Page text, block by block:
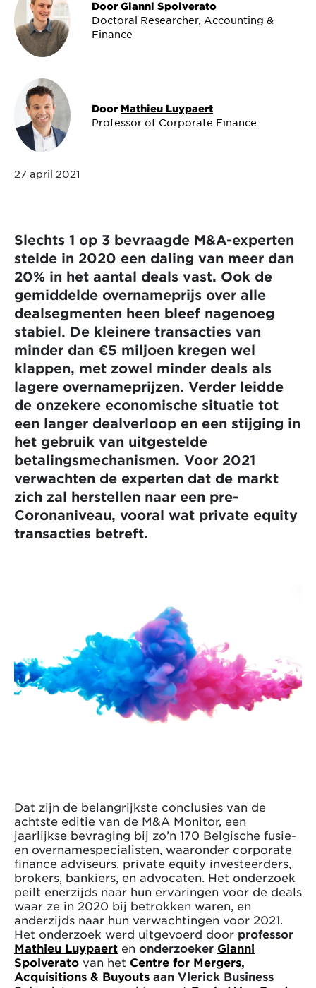
Door Gianni Spolverato
Doctoral Researcher, Accounting &
Finance
Door Mathieu Luypaert
Professor of Corporate Finance
27 april 2021
Slechts 1 op 3 bevraagde M&A-experten
stelde in 2020 een daling van meer dan
20% in het aantal deals vast. Ook de
gemiddelde overnameprijs over alle
dealsegmenten heen bleef nagenoeg
stabiel. De kleinere transacties van
minder dan €5 miljoen kregen wel
klappen, met zowel minder deals als
lagere overnameprijzen. Verder leidde
de onzekere economische situatie tot
een langer dealverloop en een stijging in
het gebruik van uitgestelde
betalingsmechanismen. Voor 2021
verwachten de experten dat de markt
zich zal herstellen naar een pre-
Coronaniveau, vooral wat private equity
transacties betreft.
Dat zijn de belangrijkste conclusies van de
achtste editie van de M&A Monitor, een
jaarlijkse bevraging bij zo’n 170 Belgische fusie-
en overnamespecialisten, waaronder corporate
finance adviseurs, private equity investeerders,
brokers, bankiers, en advocaten. Het onderzoek
peilt enerzijds naar hun ervaringen voor de deals
waar ze in 2020 bij betrokken waren, en
anderzijds naar hun verwachtingen voor 2021.
Het onderzoek werd uitgevoerd door professor
Mathieu Luypaert en onderzoeker Gianni
Spolverato van het Centre for Mergers,
Acquisitions & Buyouts aan Vlerick Business